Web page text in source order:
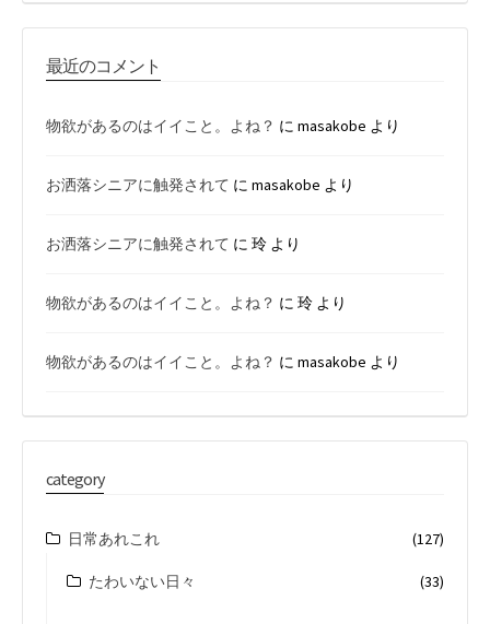
最近のコメント
物欲があるのはイイこと。よね？ に masakobe より
お洒落シニアに触発されて に masakobe より
お洒落シニアに触発されて に 玲 より
物欲があるのはイイこと。よね？ に 玲 より
物欲があるのはイイこと。よね？ に masakobe より
category
日常あれこれ (127)
たわいない日々 (33)